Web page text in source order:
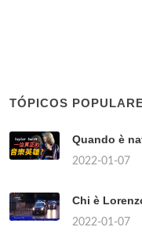
TÓPICOS
Quando è
2022-01-07
Chi è
2022-01-07